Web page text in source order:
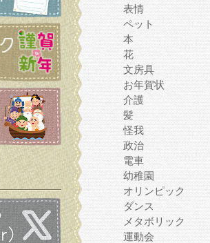
表情
ペット
本
花
文房具
お年賀状
介護
髪
怪我
政治
電車
幼稚園
オリンピック
ダンス
メタボリック
運動会